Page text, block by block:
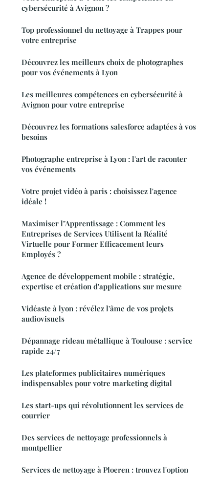
cybersécurité à Avignon ?
Top professionnel du nettoyage à Trappes pour
votre entreprise
Découvrez les meilleurs choix de photographes
pour vos événements à Lyon
Les meilleures compétences en cybersécurité à
Avignon pour votre entreprise
Découvrez les formations salesforce adaptées à vos
besoins
Photographe entreprise à Lyon : l'art de raconter
vos événements
Votre projet vidéo à paris : choisissez l'agence
idéale !
Maximiser l"Apprentissage : Comment les
Entreprises de Services Utilisent la Réalité
Virtuelle pour Former Efficacement leurs
Employés ?
Agence de développement mobile : stratégie,
expertise et création d'applications sur mesure
Vidéaste à lyon : révélez l'âme de vos projets
audiovisuels
Dépannage rideau métallique à Toulouse : service
rapide 24/7
Les plateformes publicitaires numériques
indispensables pour votre marketing digital
Les start-ups qui révolutionnent les services de
courrier
Des services de nettoyage professionnels à
montpellier
Services de nettoyage à Ploeren : trouvez l'option